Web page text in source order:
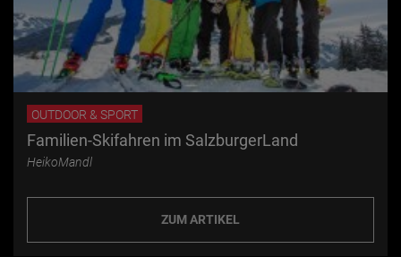
OUTDOOR & SPORT
Familien-Skifahren im SalzburgerLand
HeikoMandl
ZUM ARTIKEL